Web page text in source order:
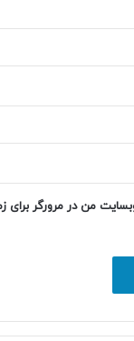
من در مرورگر برای